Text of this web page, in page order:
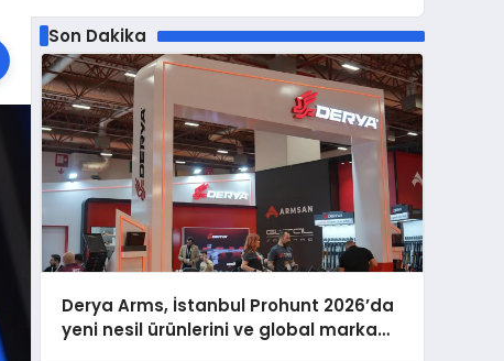
Son Dakika
Derya Arms, İstanbul Prohunt 2026’da
yeni nesil ürünlerini ve global marka